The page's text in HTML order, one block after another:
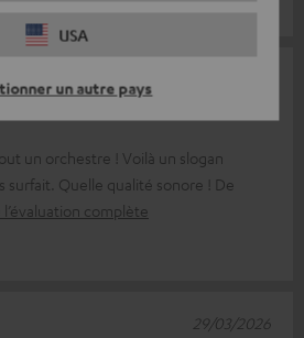
USA
un autre pays
un orchestre ! Voilà un slogan
surfait. Quelle qualité sonore ! De
l’évaluation complète
29/03/2026